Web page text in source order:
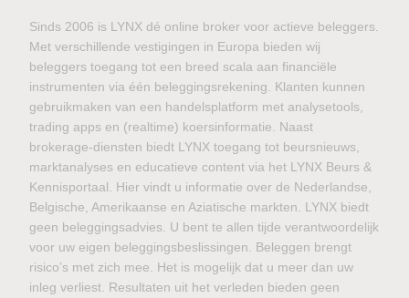
Sinds 2006 is LYNX dé online broker voor actieve beleggers.
Met verschillende vestigingen in Europa bieden wij
beleggers toegang tot een breed scala aan financiële
instrumenten via één beleggingsrekening. Klanten kunnen
gebruikmaken van een handelsplatform met analysetools,
trading apps en (realtime) koersinformatie. Naast
brokerage-diensten biedt LYNX toegang tot beursnieuws,
marktanalyses en educatieve content via het LYNX Beurs &
Kennisportaal. Hier vindt u informatie over de Nederlandse,
Belgische, Amerikaanse en Aziatische markten. LYNX biedt
geen beleggingsadvies. U bent te allen tijde verantwoordelijk
voor uw eigen beleggingsbeslissingen. Beleggen brengt
risico’s met zich mee. Het is mogelijk dat u meer dan uw
inleg verliest. Resultaten uit het verleden bieden geen